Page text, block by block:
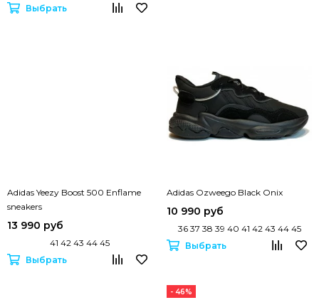
Выбрать
Adidas Yeezy Boost 500 Enflame
sneakers
13 990 руб
41 42 43 44 45
Выбрать
Adidas Ozweego Black Onix
10 990 руб
36 37 38 39 40 41 42 43 44 45
Выбрать
- 46%